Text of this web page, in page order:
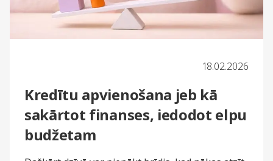
18.02.2026
Kredītu apvienošana jeb kā
sakārtot finanses, iedodot elpu
budžetam